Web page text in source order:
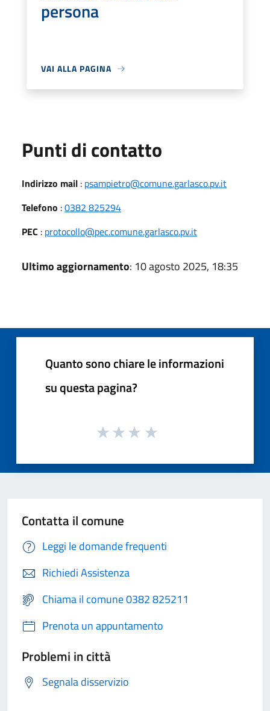
persona
VAI ALLA PAGINA
Punti di contatto
Indirizzo mail : psampietro@comune.garlasco.pv.it
Telefono :0382 825294
PEC : protocollo@pec.comune.garlasco.pv.it
Ultimo aggiornamento: 10 agosto 2025, 18:35
Quanto sono chiare le informazioni
su questa pagina?
Contatta il comune
Leggi le domande frequenti
Richiedi Assistenza
Chiama il comune 0382 825211
Prenota un appuntamento
Problemi in città
Segnala disservizio